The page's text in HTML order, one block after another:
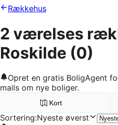
Rækkehus
2 værelses
Roskilde (0)
Opret en gratis BoligAgent
mails om nye boliger.
Kort
Sortering:Nyeste øverst